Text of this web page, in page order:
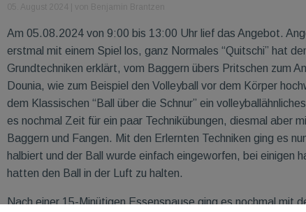
Am 05.08.2024 von 9:00 bis 13:00 Uhr lief das Angebot.
erstmal mit einem Spiel los, ganz Normales “Quitschi” hat
Grundtechniken erklärt, vom Baggern übers Pritschen zum
Dounia, wie zum Beispiel den Volleyball vor dem Körper
dem Klassischen “Ball über die Schnur” ein
es nochmal Zeit für ein paar Technikübungen, diesmal aber
Baggern und Fangen. Mit den Erlernten Techniken ging es
halbiert und der Ball wurde einfach eingeworfen, bei einigen
hatten den Ball in der Luft zu halten.
Nach einer 15-Minütigen Essenspause ging es nochmal mit